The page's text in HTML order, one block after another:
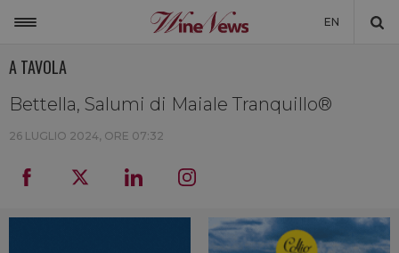
EN
MONDO
NON SOLO VINO
NEWSLETTER
DICONO DI NOI
A TAVOLA
Bettella, Salumi di Maiale Tranquillo®
26 LUGLIO 2024, ORE 07:32